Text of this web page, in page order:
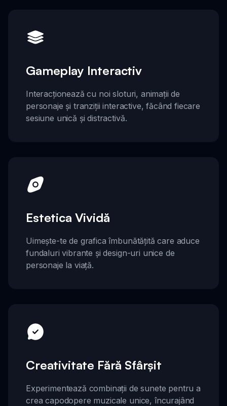
Gameplay Interactiv
Interacționează cu noi sloturi, animații de
personaje și tranziții interactive, făcând fiecare
sesiune unică și distractivă.
Estetica Vividă
Uimește-te de grafica îmbunătățită care aduce
fundaluri vibrante și design-uri unice de
personaje la viață.
Creativitate Fără Sfârșit
Experimentează combinații de sunete pentru a
crea capodopere muzicale unice, încurajând